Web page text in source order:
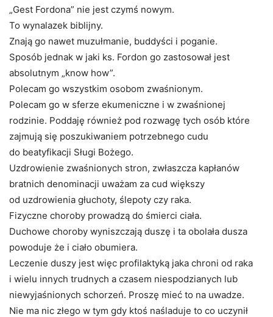
„Gest Fordona” nie jest czymś nowym.
To wynalazek biblijny.
Znają go nawet muzułmanie, buddyści i poganie.
Sposób jednak w jaki ks. Fordon go zastosował jest
absolutnym „know how”.
Polecam go wszystkim osobom zwaśnionym.
Polecam go w sferze ekumeniczne i w zwaśnionej
rodzinie. Poddaję również pod rozwagę tych osób które
zajmują się poszukiwaniem potrzebnego cudu
do beatyfikacji Sługi Bożego.
Uzdrowienie zwaśnionych stron, zwłaszcza kapłanów
bratnich denominacji uważam za cud większy
od uzdrowienia głuchoty, ślepoty czy raka.
Fizyczne choroby prowadzą do śmierci ciała.
Duchowe choroby wyniszczają duszę i ta obolała dusza
powoduje że i ciało obumiera.
Leczenie duszy jest więc profilaktyką jaka chroni od raka
i wielu innych trudnych a czasem niespodzianych lub
niewyjaśnionych schorzeń. Proszę mieć to na uwadze.
Nie ma nic złego w tym gdy ktoś naśladuje to co uczynił